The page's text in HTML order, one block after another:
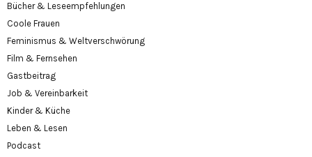
Bücher & Leseempfehlungen
Coole Frauen
Feminismus & Weltverschwörung
Film & Fernsehen
Gastbeitrag
Job & Vereinbarkeit
Kinder & Küche
Leben & Lesen
Podcast